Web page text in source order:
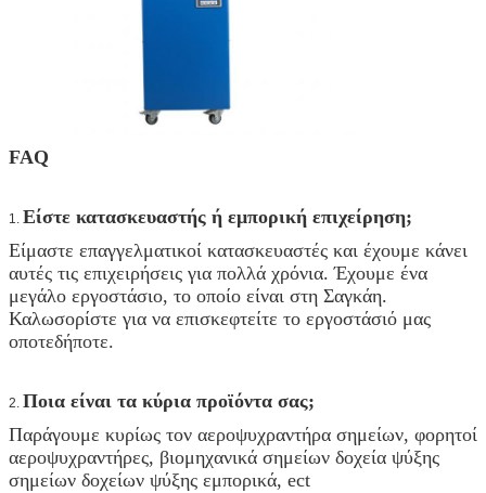
FAQ
1. Είστε κατασκευαστής ή εμπορική επιχείρηση;
Είμαστε επαγγελματικοί κατασκευαστές και έχουμε κάνει
αυτές τις επιχειρήσεις για πολλά χρόνια. Έχουμε ένα
μεγάλο εργοστάσιο, το οποίο είναι στη Σαγκάη.
Καλωσορίστε για να επισκεφτείτε το εργοστάσιό μας
οποτεδήποτε.
2. Ποια είναι τα κύρια προϊόντα σας;
Παράγουμε κυρίως τον αεροψυχραντήρα σημείων, φορητοί
αεροψυχραντήρες, βιομηχανικά σημείων δοχεία ψύξης
σημείων δοχείων ψύξης εμπορικά, ect